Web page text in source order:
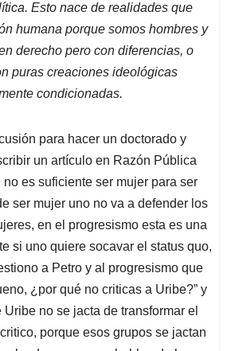
Esto nace de realidades que
humana porque somos hombres y
derecho pero con diferencias, o
puras creaciones ideológicas
condicionadas.
para hacer un doctorado y
un artículo en Razón Pública
es suficiente ser mujer para ser
ser mujer uno no va a defender los
en el progresismo esta es una
si uno quiere socavar el status quo,
a Petro y al progresismo que
¿por qué no criticas a Uribe?” y
no se jacta de transformar el
porque esos grupos se jactan